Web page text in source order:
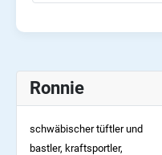
Ronnie
schwäbischer tüftler und
bastler, kraftsportler,